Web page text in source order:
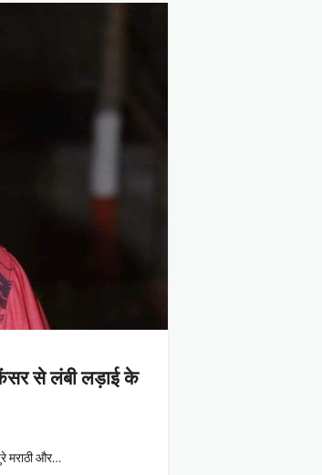
से लंबी लड़ाई के
मराठी और…